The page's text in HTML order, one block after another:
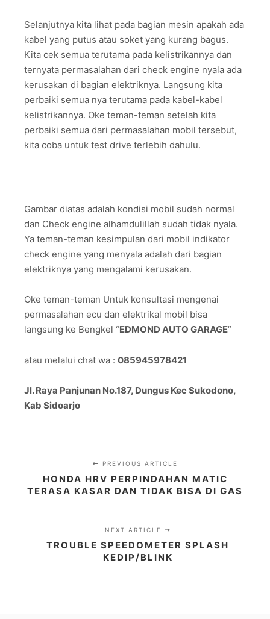
Selanjutnya kita lihat pada bagian mesin apakah ada
kabel yang putus atau soket yang kurang bagus.
Kita cek semua terutama pada kelistrikannya dan
ternyata permasalahan dari check engine nyala ada
kerusakan di bagian elektriknya. Langsung kita
perbaiki semua nya terutama pada kabel-kabel
kelistrikannya. Oke teman-teman setelah kita
perbaiki semua dari permasalahan mobil tersebut,
kita coba untuk test drive terlebih dahulu.
Gambar diatas adalah kondisi mobil sudah normal
dan Check engine alhamdulillah sudah tidak nyala.
Ya teman-teman kesimpulan dari mobil indikator
check engine yang menyala adalah dari bagian
elektriknya yang mengalami kerusakan.
Oke teman-teman Untuk konsultasi mengenai
permasalahan ecu dan elektrikal mobil bisa
langsung ke Bengkel “EDMOND AUTO GARAGE”
atau melalui chat wa : 085945978421
Jl. Raya Panjunan No.187, Dungus Kec Sukodono,
Kab Sidoarjo
PREVIOUS ARTICLE
HONDA HRV PERPINDAHAN MATIC
TERASA KASAR DAN TIDAK BISA DI GAS
NEXT ARTICLE
TROUBLE SPEEDOMETER SPLASH
KEDIP/BLINK